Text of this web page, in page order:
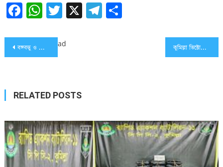
Facebook
WhatsApp
Twitter
X Telegram
Share
Post
বঙ্গবন্ধু ও বাংলাদেশ একই সূত্রে গাঁথা: মুজিবুল হক কুমিল্লা ভিক্টোরিয়া কলেজে প্রিতুলকে কুপিয়ে হত্যা চেষ্টা
ad
RELATED POSTS